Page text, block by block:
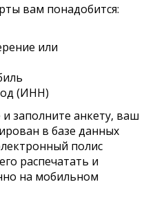
вам понадобится:
или
(ИНН)
заполните анкету, ваш
в базе данных
полис
распечатать и
на мобильном